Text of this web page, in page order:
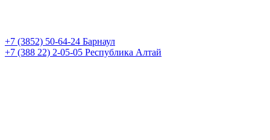
+7 (3852) 50-64-24 Барнаул
+7 (388 22) 2-05-05 Республика Алтай